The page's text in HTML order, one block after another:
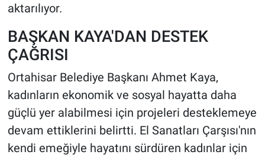
aktarılıyor.
BAŞKAN KAYA'DAN DESTEK
ÇAĞRISI
Ortahisar Belediye Başkanı Ahmet Kaya,
kadınların ekonomik ve sosyal hayatta daha
güçlü yer alabilmesi için projeleri desteklemeye
devam ettiklerini belirtti. El Sanatları Çarşısı'nın
kendi emeğiyle hayatını sürdüren kadınlar için